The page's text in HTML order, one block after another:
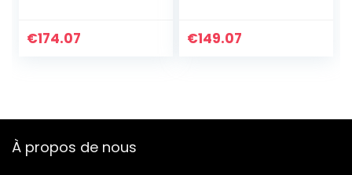
Vert chartreuse
€174.07 €149.07
À propos de nous